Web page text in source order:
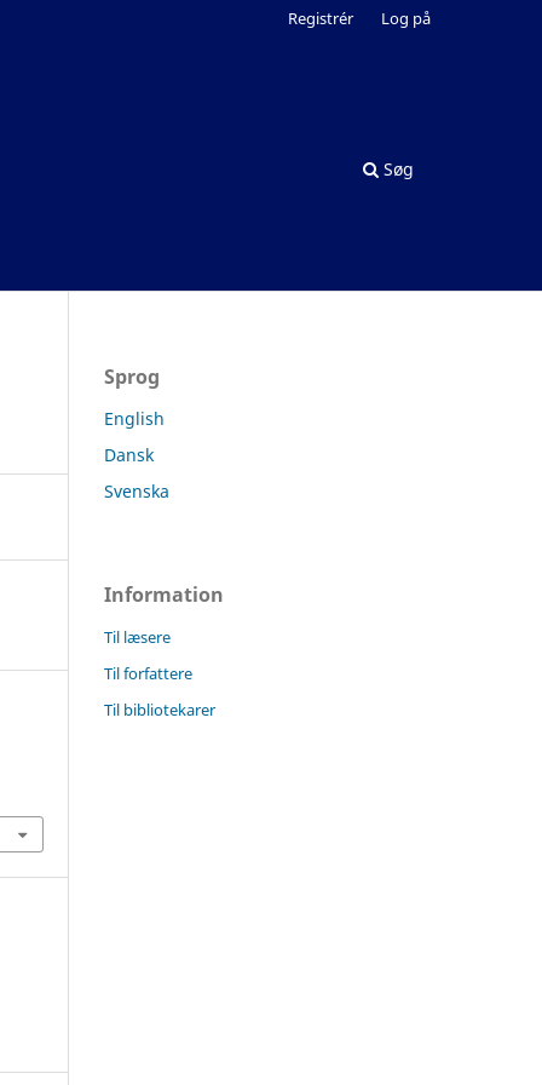
Søg
Registrér Log på
Sprog
English
Dansk
Svenska
Information
Til læsere
Til forfattere
Til bibliotekarer